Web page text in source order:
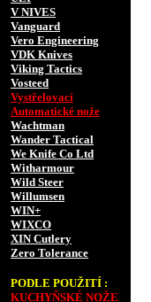
V NIVES
Vanguard
Vero Engineering
VDK Knives
Viking Tactics
Vosteed
Vystřelovací
Automatické nože
Wachtman
Wander Tactical
We Knife Co Ltd
Witharmour
Wild Steer
Willumsen
WIN+
WIXCO
XIN Cutlery
Zero Tolerance
PODLE POUŽITÍ :
KUCHYŇSKÉ NOŽE